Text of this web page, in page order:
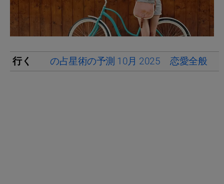
行く の占星術の予測 10月 2025 恋愛全般